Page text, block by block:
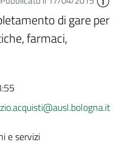
di gare per
farmaci,
e servizi